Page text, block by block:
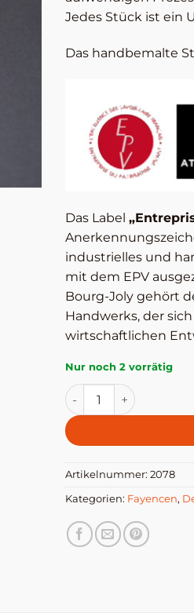
Jedes Stück ist ein
Das handbemalte
Das Label
industrielles und
mit dem EPV
Bourg-Joly gehört
Handwerks, der
wirtschaftlichen
Nur noch 2 vorrätig
Fayence-Nuß (4 x 5
Artikelnummer: 2078
Kategorien: Fayencen,